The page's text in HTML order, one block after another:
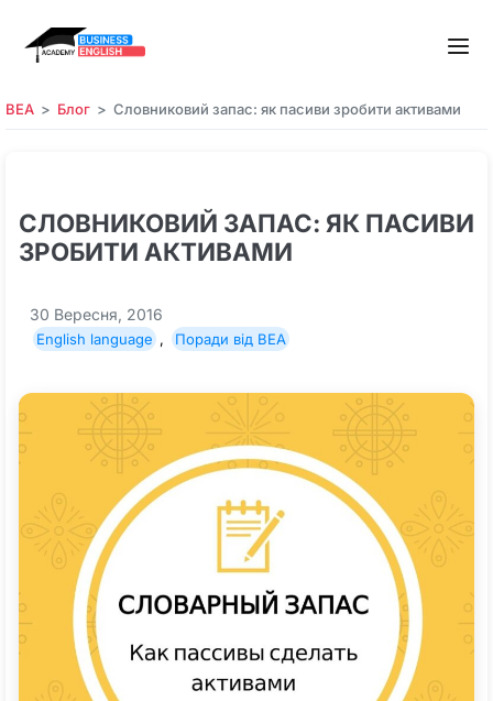
BEA Блог Словниковий запас: як пасиви зробити активами
СЛОВНИКОВИЙ ЗАПАС: ЯК ПАСИВИ
ЗРОБИТИ АКТИВАМИ
30 Вересня, 2016
English language , Поради від BEA